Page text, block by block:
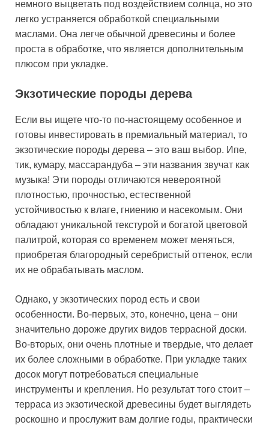
немного выцветать под воздействием солнца, но это
легко устраняется обработкой специальными
маслами. Она легче обычной древесины и более
проста в обработке, что является дополнительным
плюсом при укладке.
Экзотические породы дерева
Если вы ищете что-то по-настоящему особенное и
готовы инвестировать в премиальный материал, то
экзотические породы дерева – это ваш выбор. Ипе,
тик, кумару, массарандуба – эти названия звучат как
музыка! Эти породы отличаются невероятной
плотностью, прочностью, естественной
устойчивостью к влаге, гниению и насекомым. Они
обладают уникальной текстурой и богатой цветовой
палитрой, которая со временем может меняться,
приобретая благородный серебристый оттенок, если
их не обрабатывать маслом.
Однако, у экзотических пород есть и свои
особенности. Во-первых, это, конечно, цена – они
значительно дороже других видов террасной доски.
Во-вторых, они очень плотные и твердые, что делает
их более сложными в обработке. При укладке таких
досок могут потребоваться специальные
инструменты и крепления. Но результат того стоит –
терраса из экзотической древесины будет выглядеть
роскошно и прослужит вам долгие годы, практически